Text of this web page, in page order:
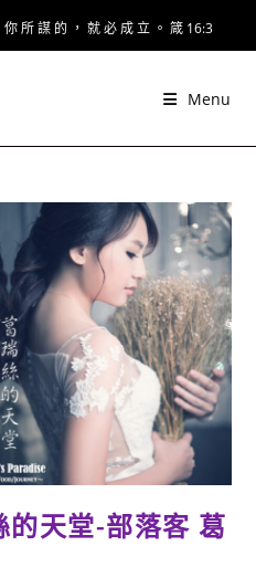
所 謀 的 ， 就 必 成 立 。 箴 16:3
Menu
的天堂-部落客 葛